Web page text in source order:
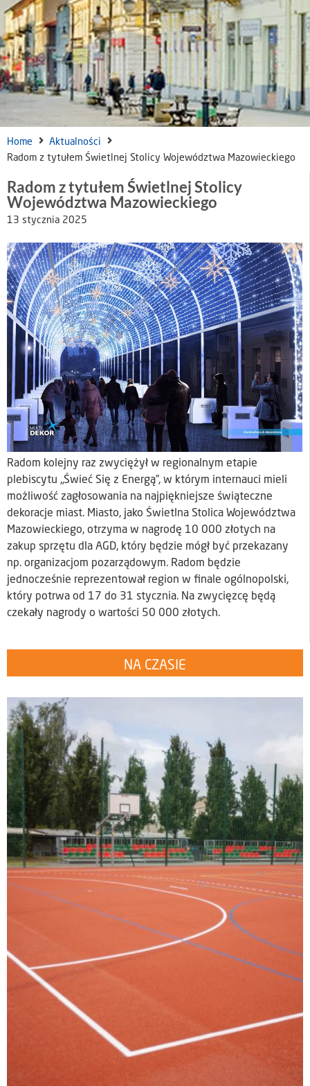
Home
Aktualności
Radom z tytułem Świetlnej Stolicy Województwa Mazowieckiego
Radom z tytułem Świetlnej Stolicy
Województwa Mazowieckiego
13 stycznia 2025
Radom kolejny raz zwyciężył w regionalnym etapie
plebiscytu „Świeć Się z Energą”, w którym internauci mieli
możliwość zagłosowania na najpiękniejsze świąteczne
dekoracje miast. Miasto, jako Świetlna Stolica Województwa
Mazowieckiego, otrzyma w nagrodę 10 000 złotych na
zakup sprzętu dla AGD, który będzie mógł być przekazany
np. organizacjom pozarządowym. Radom będzie
jednocześnie reprezentował region w finale ogólnopolski,
który potrwa od 17 do 31 stycznia. Na zwycięzcę będą
czekały nagrody o wartości 50 000 złotych.
NA CZASIE